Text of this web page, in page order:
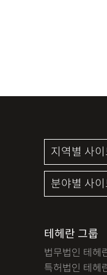
테헤란 그룹
법무법인 테헤
특허법인 테헤